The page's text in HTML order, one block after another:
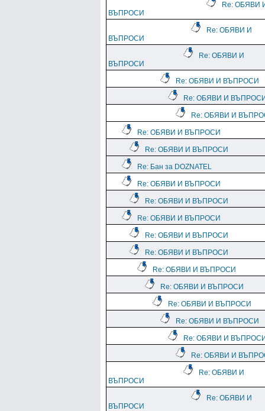
Re: ОБЯВИ
ВЪПРОСИ
Re: ОБЯВИ И
ВЪПРОСИ
Re: ОБЯВИ И
ВЪПРОСИ
Re: ОБЯВИ И ВЪПРОСИ
Re: ОБЯВИ И
Re: ОБЯВИ И
Re: ОБЯВИ И ВЪПРОСИ
Re: ОБЯВИ И ВЪПРОСИ
Re: Бан за DOZNATEL
Re: ОБЯВИ И ВЪПРОСИ
Re: ОБЯВИ И ВЪПРОСИ
Re: ОБЯВИ И ВЪПРОСИ
Re: ОБЯВИ И ВЪПРОСИ
Re: ОБЯВИ И ВЪПРОСИ
Re: ОБЯВИ И ВЪПРОСИ
Re: ОБЯВИ И ВЪПРОСИ
Re: ОБЯВИ И ВЪПРОСИ
Re: ОБЯВИ И ВЪПРОСИ
Re: ОБЯВИ И
Re: ОБЯВИ И
Re: ОБЯВИ И
ВЪПРОСИ
Re: ОБЯВИ И
ВЪПРОСИ